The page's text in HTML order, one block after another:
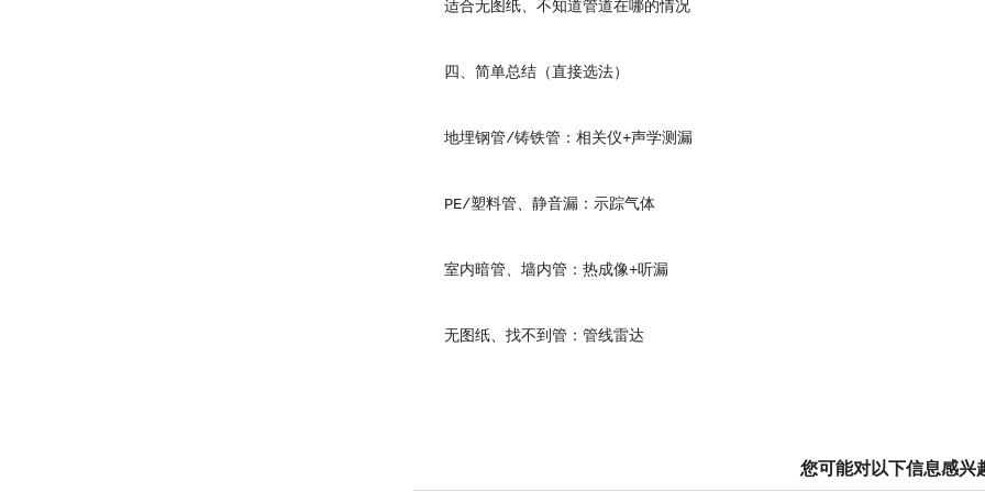
适合无图纸、不知道管道在哪的情况
四、简单总结（直接选法）
地埋钢管/铸铁管：相关仪+声学测漏
PE/塑料管、静音漏：示踪气体
室内暗管、墙内管：热成像+听漏
无图纸、找不到管：管线雷达
您可能对以下信息感兴